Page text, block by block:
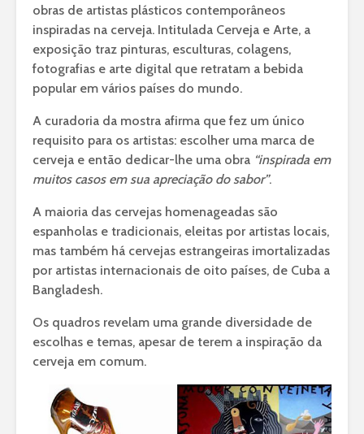
obras de artistas plásticos contemporâneos
inspiradas na cerveja. Intitulada Cerveja e Arte, a
exposição traz pinturas, esculturas, colagens,
fotografias e arte digital que retratam a bebida
popular em vários países do mundo.
A curadoria da mostra afirma que fez um único
requisito para os artistas: escolher uma marca de
cerveja e então dedicar-lhe uma obra “inspirada em
muitos casos em sua apreciação do sabor”.
A maioria das cervejas homenageadas são
espanholas e tradicionais, eleitas por artistas locais,
mas também há cervejas estrangeiras imortalizadas
por artistas internacionais de oito países, de Cuba a
Bangladesh.
Os quadros revelam uma grande diversidade de
escolhas e temas, apesar de terem a inspiração da
cerveja em comum.